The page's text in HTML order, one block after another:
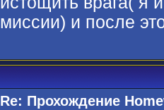
миссии) и после
Re: Прохождение